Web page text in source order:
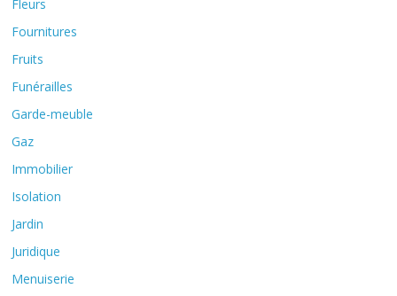
Fleurs
Fournitures
Fruits
Funérailles
Garde-meuble
Gaz
Immobilier
Isolation
Jardin
Juridique
Menuiserie